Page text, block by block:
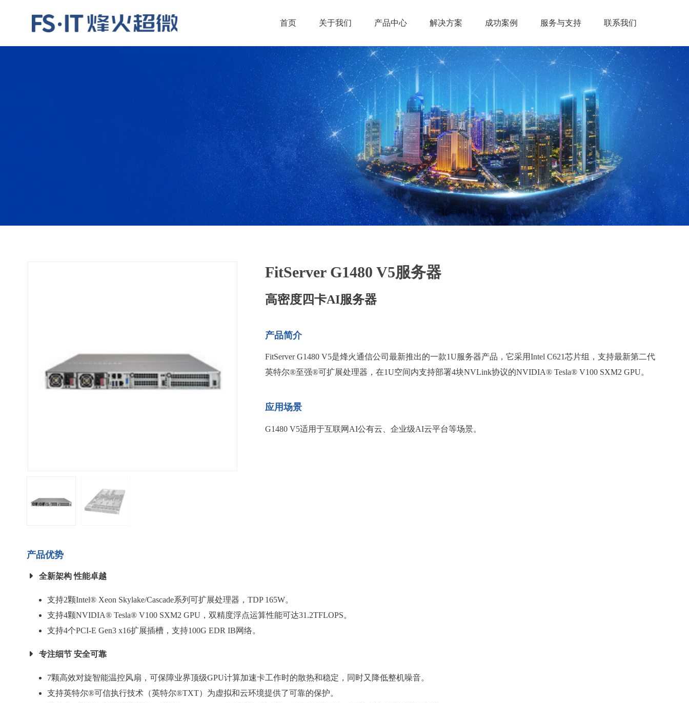
首页 关于我们 产品中心 解决方案 成功案例 服务与支持 联系我们
FitServer G1480 V5服务器
高密度四卡AI服务器
产品简介
FitServer G1480 V5是烽火通信公司最新推出的一款1U服务器产品，它采用Intel C621芯片组，支持最新第二代
英特尔®至强®可扩展处理器，在1U空间内支持部署4块NVLink协议的NVIDIA® Tesla® V100 SXM2 GPU。
应用场景
G1480 V5适用于互联网AI公有云、企业级AI云平台等场景。
产品优势
全新架构 性能卓越
支持2颗Intel® Xeon Skylake/Cascade系列可扩展处理器，TDP 165W。
支持4颗NVIDIA® Tesla® V100 SXM2 GPU，双精度浮点运算性能可达31.2TFLOPS。
支持4个PCI-E Gen3 x16扩展插槽，支持100G EDR IB网络。
专注细节 安全可靠
7颗高效对旋智能温控风扇，可保障业界顶级GPU计算加速卡工作时的散热和稳定，同时又降低整机噪音。
支持英特尔®可信执行技术（英特尔®TXT）为虚拟和云环境提供了可靠的保护。